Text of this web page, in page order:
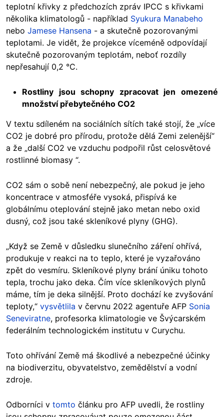
teplotní křivky z předchozích zpráv IPCC s křivkami
několika klimatologů - například Syukura Manabeho
nebo Jamese Hansena - a skutečně pozorovanými
teplotami. Je vidět, že projekce víceméně odpovídají
skutečně pozorovaným teplotám, neboť rozdíly
nepřesahují 0,2 °C.
Rostliny jsou schopny zpracovat jen omezené
množství přebytečného CO2
V textu sdíleném na sociálních sítích také stojí, že „více
CO2 je dobré pro přírodu, protože dělá Zemi zelenější“
a že „další CO2 ve vzduchu podpořil růst celosvětové
rostlinné biomasy “.
CO2 sám o sobě není nebezpečný, ale pokud je jeho
koncentrace v atmosféře vysoká, přispívá ke
globálnímu oteplování stejně jako metan nebo oxid
dusný, což jsou také skleníkové plyny (GHG).
„Když se Země v důsledku slunečního záření ohřívá,
produkuje v reakci na to teplo, které je vyzařováno
zpět do vesmíru. Skleníkové plyny brání úniku tohoto
tepla, trochu jako deka. Čím více skleníkových plynů
máme, tím je deka silnější. Proto dochází ke zvyšování
teploty,“ vysvětlila v červnu 2022 agentuře AFP Sonia
Seneviratne, profesorka klimatologie ve Švýcarském
federálním technologickém institutu v Curychu.
Toto ohřívání Země má škodlivé a nebezpečné účinky
na biodiverzitu, obyvatelstvo, zemědělství a vodní
zdroje.
Odborníci v tomto článku pro AFP uvedli, že rostliny